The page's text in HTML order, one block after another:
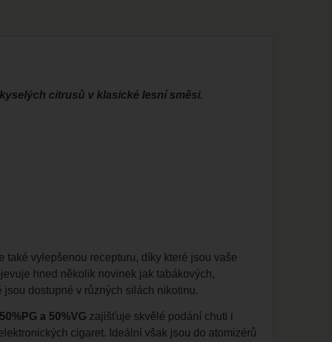
citrusů v klasické lesní směsi.
vylepšenou recepturu, díky které jsou vaše
hned několik novinek jak tabákových,
dostupné v různých silách nikotinu.
50%PG a 50%VG zajišťuje skvělé podání chuti i
cigaret. Ideální však jsou do atomizérů